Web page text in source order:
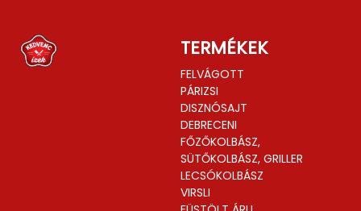
TERMÉKEK
FELVÁGOTT
PÁRIZSI
DISZNÓSAJT
DEBRECENI
FŐZŐKOLBÁSZ,
SÜTŐKOLBÁSZ, GRILLER
LECSÓKOLBÁSZ
VIRSLI